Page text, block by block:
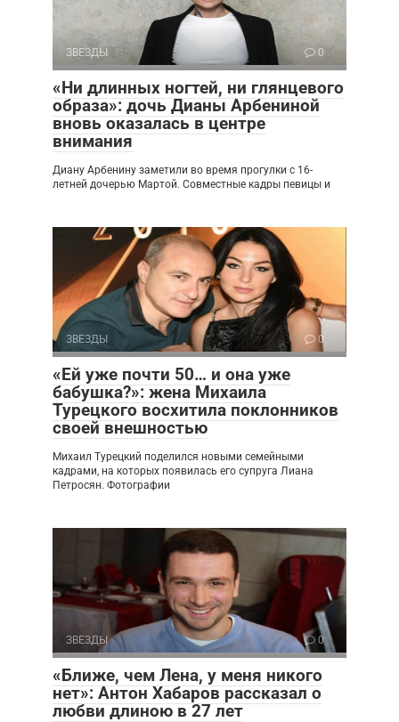
ЗВЕЗДЫ 0
«Ни длинных ногтей, ни глянцевого
образа»: дочь Дианы Арбениной
вновь оказалась в центре
внимания
Диану Арбенину заметили во время прогулки с 16-
летней дочерью Мартой. Совместные кадры певицы и
ЗВЕЗДЫ 0
«Ей уже почти 50… и она уже
бабушка?»: жена Михаила
Турецкого восхитила поклонников
своей внешностью
Михаил Турецкий поделился новыми семейными
кадрами, на которых появилась его супруга Лиана
Петросян. Фотографии
ЗВЕЗДЫ 0
«Ближе, чем Лена, у меня никого
нет»: Антон Хабаров рассказал о
любви длиною в 27 лет